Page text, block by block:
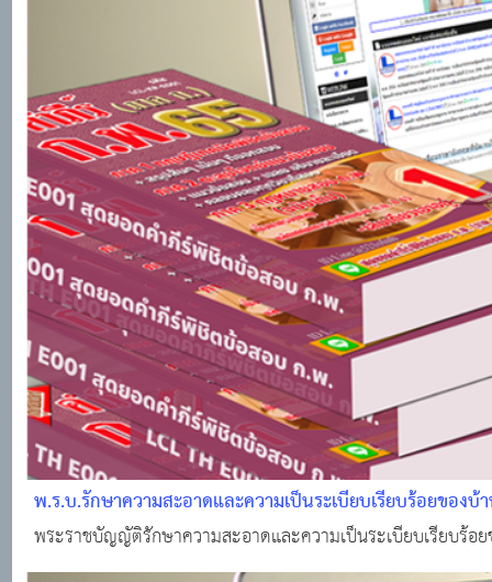
พ.ร.บ.รักษาความสะอาดและความเป็นระเบียบเรียบร้อยของบ้
พระราชบัญญัติรักษาความสะอาดและความเป็นระเบียบเรียบร้